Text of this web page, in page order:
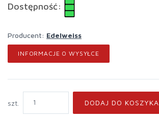
Dostępność:
Producent: Edelweiss
INFORMACJE O WYSYŁCE
szt. DODAJ DO KOSZYKA